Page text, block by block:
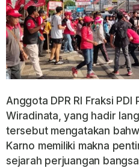
Anggota DPR RI Fraksi
Wiradinata, yang hadir
tersebut mengatakan
Karno memiliki makna
sejarah perjuangan